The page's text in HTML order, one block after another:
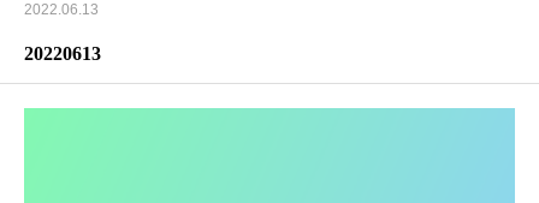
2022.06.13
20220613